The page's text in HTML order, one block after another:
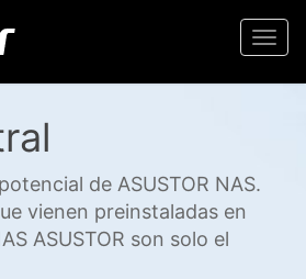
de ASUSTOR NAS.
vienen preinstaladas en
ASUSTOR son solo el